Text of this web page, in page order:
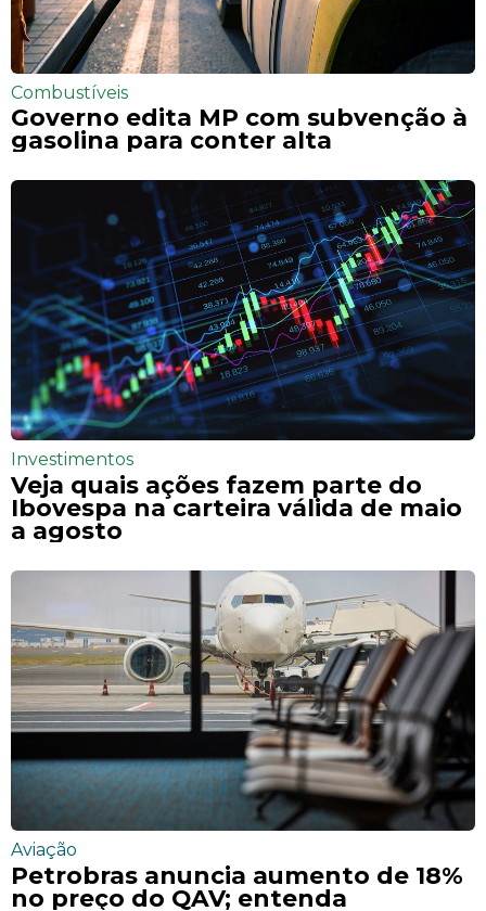
Combustíveis
Governo edita MP com subvenção à
gasolina para conter alta
Investimentos
Veja quais ações fazem parte do
Ibovespa na carteira válida de maio
a agosto
Aviação
Petrobras anuncia aumento de 18%
no preço do QAV; entenda